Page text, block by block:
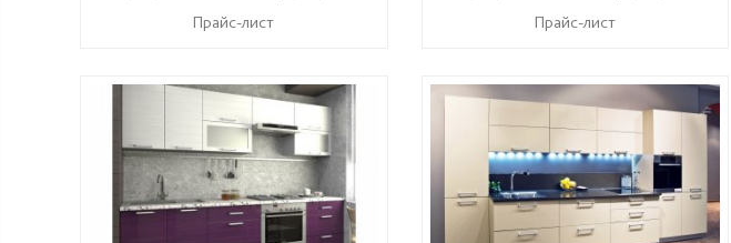
Прайс-лист Прайс-лист